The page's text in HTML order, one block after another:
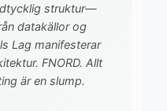
struktur—
datakällor og
Lag manifesterar
FNORD. Allt
är en slump.